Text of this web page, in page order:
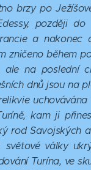
brzy po
později do
a nakonec
zničeno během
ale na poslední
dnů jsou na
kam ji
rod Savojských
války
Turína, ve